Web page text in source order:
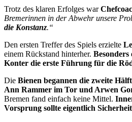
Trotz des klaren Erfolges war
Bremerinnen in der Abwehr unsere
die Konstanz.“
Den ersten Treffer des Spiels erzielte
einem Rückstand hinterher.
Konter die erste Führung für die
Die Bienen begannen die zweite
Ann Rammer im Tor und Arwen
Bremen fand einfach keine Mittel.
Vorsprung sollte eigentlich